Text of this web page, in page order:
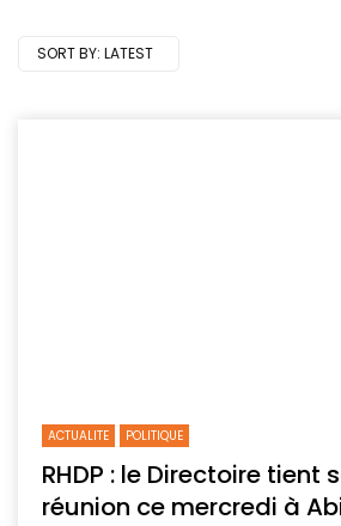
SORT BY: LATEST
ACTUALITE POLITIQUE
RHDP : le Directoire tient
réunion ce mercredi à